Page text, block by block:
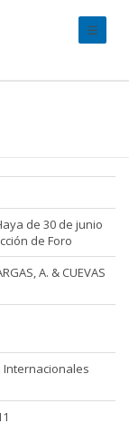
de 30 de junio
de Foro
A. & CUEVAS
Internacionales